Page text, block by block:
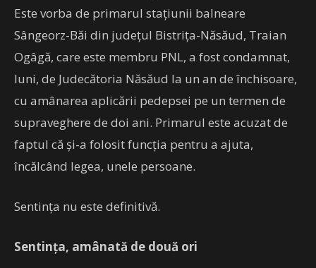
Este vorba de primarul staţiunii balneare
Sângeorz-Băi din judeţul Bistriţa-Năsăud, Traian
Ogâgă, care este membru PNL, a fost condamnat,
luni, de Judecătoria Năsăud la un an de închisoare,
cu amânarea aplicării pedepsei pe un termen de
supraveghere de doi ani. Primarul este acuzat de
faptul că și-a folosit funcția pentru a ajuta,
încălcând legea, unele persoane.
Sentinţa nu este definitivă.
Sentința, amânată de două ori